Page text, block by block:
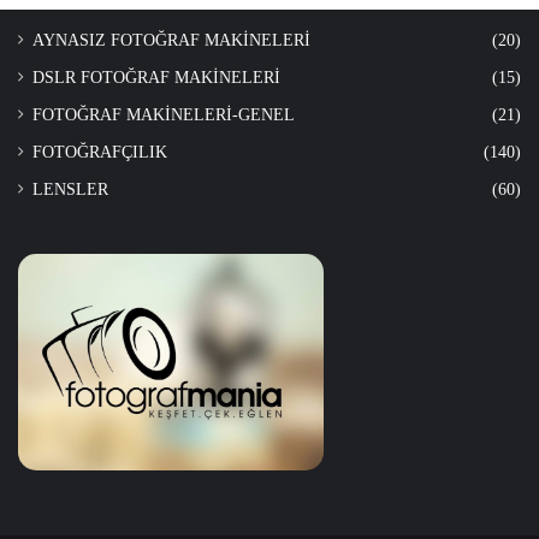
AYNASIZ FOTOĞRAF MAKİNELERİ (20)
DSLR FOTOĞRAF MAKİNELERİ (15)
FOTOĞRAF MAKİNELERİ-GENEL (21)
FOTOĞRAFÇILIK (140)
LENSLER (60)